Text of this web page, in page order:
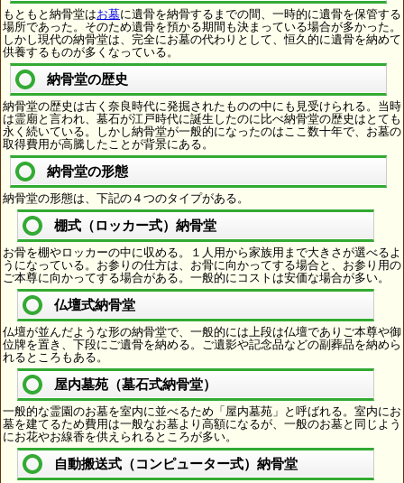
もともと納骨堂はお墓に遺骨を納骨するまでの間、一時的に遺骨を保管する
場所であった。そのため遺骨を預かる期間も決まっている場合が多かった。
しかし現代の納骨堂は、完全にお墓の代わりとして、恒久的に遺骨を納めて
供養するものが多くなっている。
納骨堂の歴史
納骨堂の歴史は古く奈良時代に発掘されたものの中にも見受けられる。当時
は霊廟と言われ、墓石が江戸時代に誕生したのに比べ納骨堂の歴史はとても
永く続いている。しかし納骨堂が一般的になったのはここ数十年で、お墓の
取得費用が高騰したことが背景にある。
納骨堂の形態
納骨堂の形態は、下記の４つのタイプがある。
棚式（ロッカー式）納骨堂
お骨を棚やロッカーの中に収める。１人用から家族用まで大きさが選べるよ
うになっている。お参りの仕方は、お骨に向かってする場合と、お参り用の
ご本尊に向かってする場合がある。一般的にコストは安価な場合が多い。
仏壇式納骨堂
仏壇が並んだような形の納骨堂で、一般的には上段は仏壇でありご本尊や御
位牌を置き、下段にご遺骨を納める。ご遺影や記念品などの副葬品を納めら
れるところもある。
屋内墓苑（墓石式納骨堂）
一般的な霊園のお墓を室内に並べるため「屋内墓苑」と呼ばれる。室内にお
墓を建てるため費用は一般なお墓より高額になるが、一般のお墓と同じよう
にお花やお線香を供えられるところが多い。
自動搬送式（コンピューター式）納骨堂